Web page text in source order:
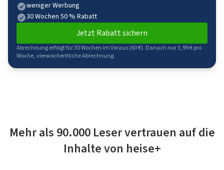
weniger Werbung
30 Wochen 50 % Rabatt
Jetzt Rabatt sichern
Abrechnung erfolgt für 30 Wochen im Voraus (60 €). Danach nur 3,99 € pro
Woche, vierwöchentliche Abrechnung.
Mehr als 90.000 Leser vertrauen auf die
Inhalte von heise+